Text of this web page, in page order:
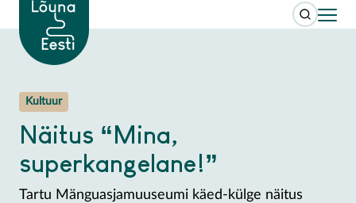
Kultuur
Näitus “Mina,
superkangelane!”
Tartu Mänguasjamuuseumi käed-külge näitus